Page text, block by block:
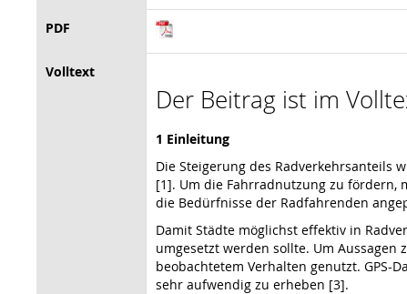
PDF
Volltext
Der Beitrag ist im
1 Einleitung
Die Steigerung des Radverkehrsanteils
[1]. Um die Fahrrad­nutzung zu fördern,
die Bedürfnisse der Radfahrenden
Damit Städte möglichst effektiv in
umgesetzt werden sollte. Um
beobachtetem Verhalten genutzt.
sehr aufwendig zu erheben [3].